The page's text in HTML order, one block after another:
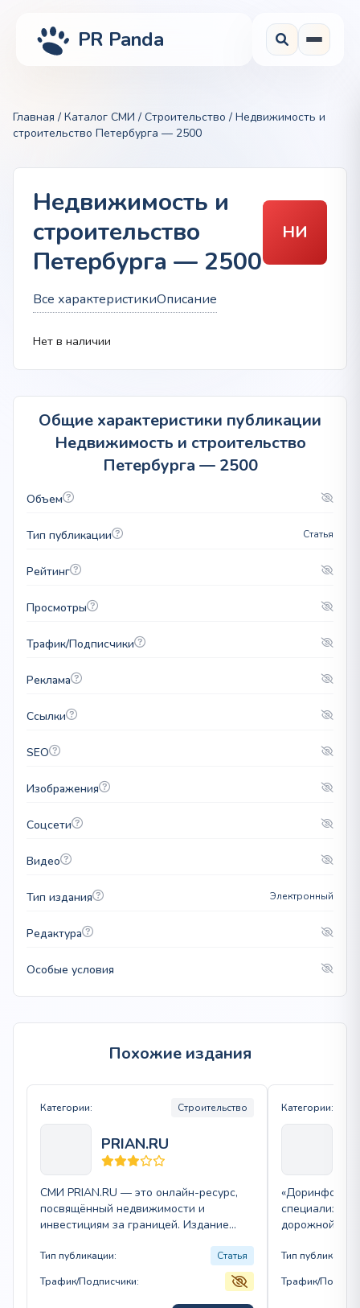
PR Panda
Главная / Каталог СМИ / Строительство / Недвижимость и
строительство Петербурга — 2500
НИ
Недвижимость и
строительство
Петербурга — 2500
Все характеристикиОписание
Нет в наличии
Общие характеристики публикации
Недвижимость и строительство
Петербурга — 2500
Объем
Тип публикации Статья
Рейтинг
Просмотры
Трафик/Подписчики
Реклама
Ссылки
SEO
Изображения
Соцсети
Видео
Тип издания Электронный
Редактура
Особые условия
Похожие издания
Категории: Строительство
PRIAN.RU
СМИ PRIAN.RU — это онлайн-ресурс,
посвящённый недвижимости и
инвестициям за границей. Издание
аналитические материалы и статьи,
Тип публикации:
Статья
Трафик/Подписчики:
Категории:
«Доринфо» —
дорожной
состояние
Тип публикации:
Трафик/